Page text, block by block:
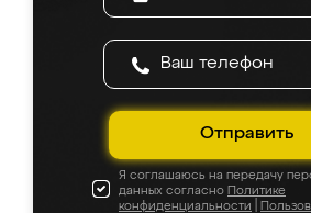
Отправить
Я соглашаюсь на передачу
данных согласно Политике
конфиденциальности